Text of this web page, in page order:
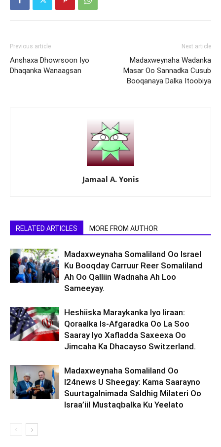
Previous article
Anshaxa Dhowrsoon Iyo
Dhaqanka Wanaagsan
Next article
Madaxweynaha Wadanka
Masar Oo Sannadka Cusub
Booqanaya Dalka Itoobiya
Jamaal A. Yonis
RELATED ARTICLES MORE FROM AUTHOR
Madaxweynaha Somaliland Oo Israel
Ku Booqday Carruur Reer Somaliland
Ah Oo Qalliin Wadnaha Ah Loo
Sameeyay.
Heshiiska Maraykanka Iyo Iiraan:
Qoraalka Is-Afgaradka Oo La Soo
Saaray Iyo Xafladda Saxeexa Oo
Jimcaha Ka Dhacayso Switzerland.
Madaxweynaha Somaliland Oo
I24news U Sheegay: Kama Saarayno
Suurtagalnimada Saldhig Milateri Oo
Israa’iil Mustaqbalka Ku Yeelato